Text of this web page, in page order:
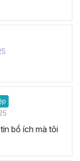
bổ ích mà tôi